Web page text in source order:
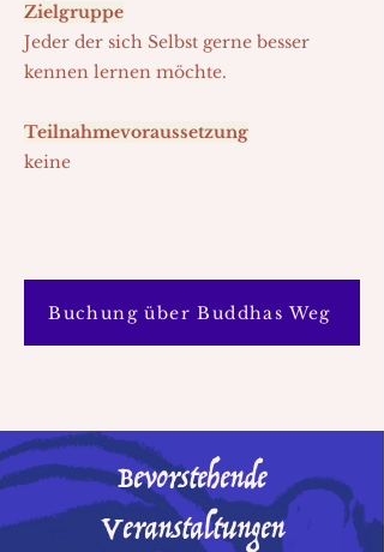
Zielgruppe
Jeder der sich Selbst gerne besser
kennen lernen möchte.
Teilnahmevoraussetzung
keine
Buchung über Buddhas Weg
Bevorstehende
Veranstaltungen